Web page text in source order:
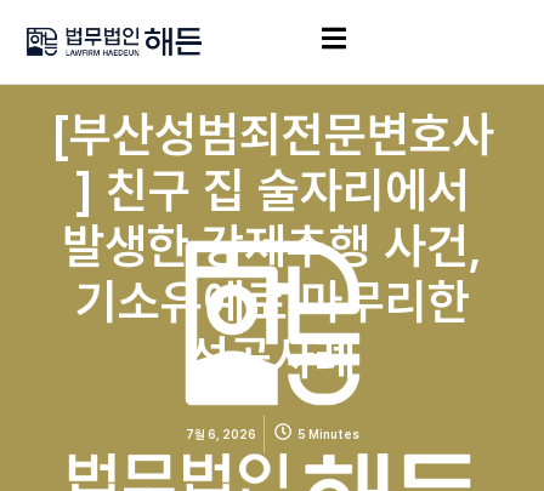
[부산성범죄전문변호사
] 친구 집 술자리에서
발생한 강제추행 사건,
기소유예로 마무리한
성공사례
7월 6, 2026 5 Minutes